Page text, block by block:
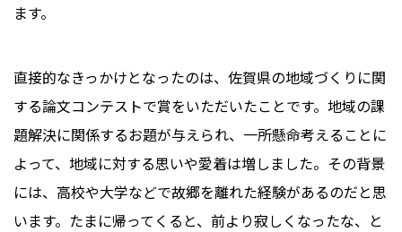
ます。
直接的なきっかけとなったのは、佐賀県の地域づくりに関
する論文コンテストで賞をいただいたことです。地域の課
題解決に関係するお題が与えられ、一所懸命考えることに
よって、地域に対する思いや愛着は増しました。その背景
には、高校や大学などで故郷を離れた経験があるのだと思
います。たまに帰ってくると、前より寂しくなったな、と